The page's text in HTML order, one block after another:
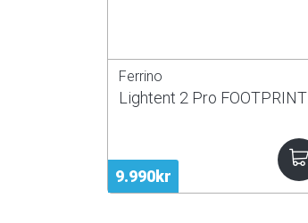
9.990kr
Ferrino
Lightent 2 Pro FOOTPRINT